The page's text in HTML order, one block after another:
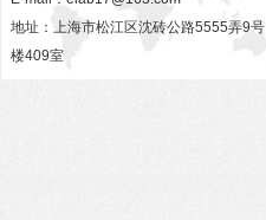
地址：上海市松江区沈砖公路5555弄9号
楼409室